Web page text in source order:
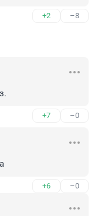
+2 –8
+7 –0
+6 –0